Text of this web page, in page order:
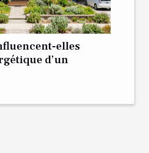
elles
d’un